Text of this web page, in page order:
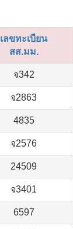
เลขทะเบียน
สส.มม.
จ342
จ2863
4835
จ2576
24509
จ3401
6597